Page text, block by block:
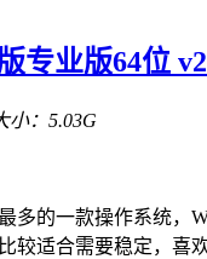
专业版64位
小： 5.03G
多的一款操作系统，
较适合需要稳定，喜